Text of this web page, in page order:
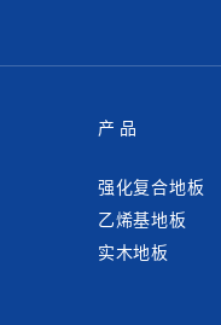
产品
强化复合地板
乙烯基地板
实木地板